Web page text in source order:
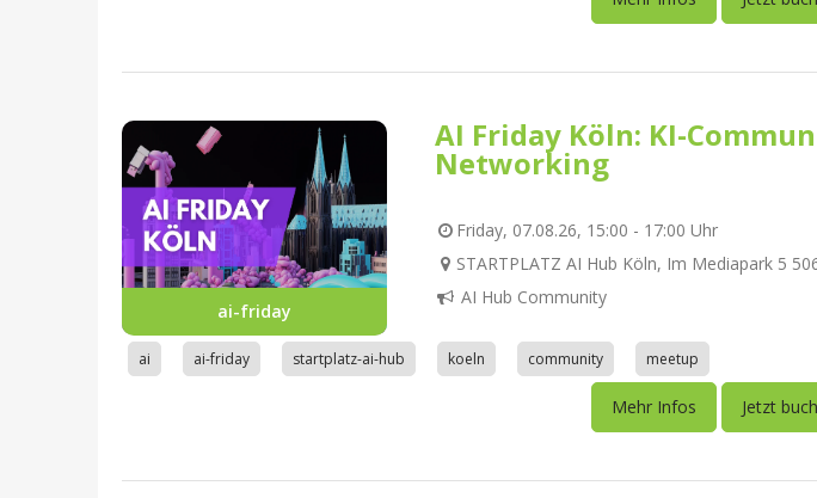
ai-friday
AI Friday Köln: KI-
Networking
Friday, 07.08.26, 15:00 - 17:00 Uhr
STARTPLATZ AI Hub Köln, Im Mediapark 5
AI Hub Community
ai ai-friday startplatz-ai-hub koeln community meetup
Mehr Infos Jetzt